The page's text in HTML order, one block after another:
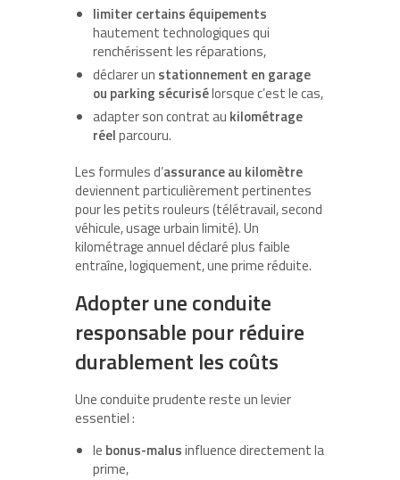
limiter certains équipements
hautement technologiques qui
renchérissent les réparations,
déclarer un stationnement en garage
ou parking sécurisélorsque c’est le cas,
adapter son contrat au kilométrage
réelparcouru.
Les formules d’assurance au kilomètre
deviennent particulièrement pertinentes
pour les petits rouleurs (télétravail, second
véhicule, usage urbain limité). Un
kilométrage annuel déclaré plus faible
entraîne, logiquement, une prime réduite.
Adopter une conduite
responsable pour réduire
durablement les coûts
Une conduite prudente reste un levier
essentiel :
le bonus-malusinfluence directement la
prime,